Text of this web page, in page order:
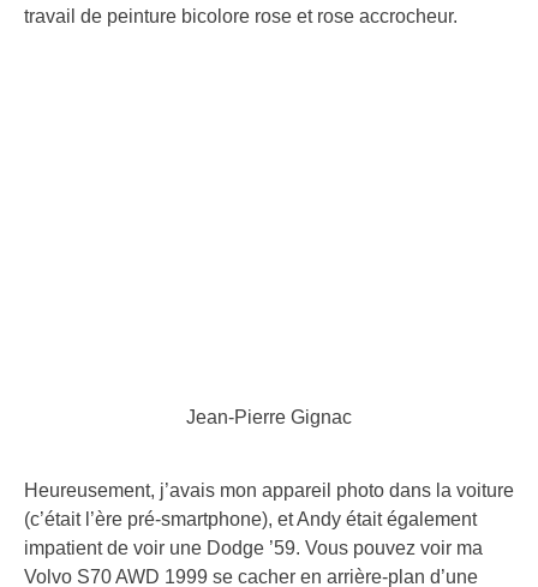
travail de peinture bicolore rose et rose accrocheur.
Jean-Pierre Gignac
Heureusement, j’avais mon appareil photo dans la voiture
(c’était l’ère pré-smartphone), et Andy était également
impatient de voir une Dodge ’59. Vous pouvez voir ma
Volvo S70 AWD 1999 se cacher en arrière-plan d’une